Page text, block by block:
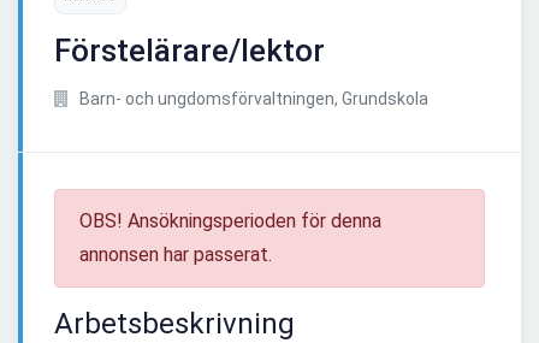
Förstelärare/lektor
Barn- och ungdomsförvaltningen, Grundskola
OBS! Ansökningsperioden för denna
annonsen har passerat.
Arbetsbeskrivning